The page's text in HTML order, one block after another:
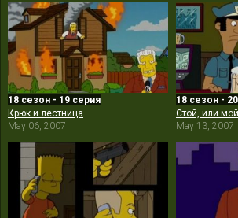
18 сезон - 19 серия
Крюк и лестница
May 06, 2007
18 сезон -
May 13, 2007